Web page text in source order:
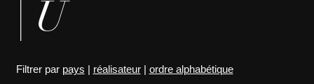
| U
Filtrer par pays | réalisateur| ordre alphabétique